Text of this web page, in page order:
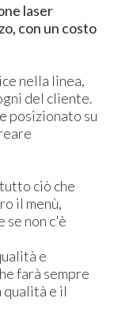
laser
con un costo
nella linea,
del cliente.
posizionato su
ciò che
il menù,
se non c'è
e
farà sempre
qualità e il